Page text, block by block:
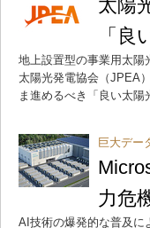
太陽
「
地上設置型の事業用太陽
太陽光発電協会（JPEA
ま進めるべき「良い太
巨大デー
力危
AI技術の爆発的な普及に